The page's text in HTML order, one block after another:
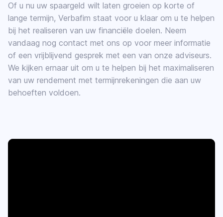
Of u nu uw spaargeld wilt laten groeien op korte of
lange termijn, Verbafim staat voor u klaar om u te helpen
bij het realiseren van uw financiële doelen. Neem
vandaag nog contact met ons op voor meer informatie
of een vrijblijvend gesprek met een van onze adviseurs.
We kijken ernaar uit om u te helpen bij het maximaliseren
van uw rendement met termijnrekeningen die aan uw
behoeften voldoen.